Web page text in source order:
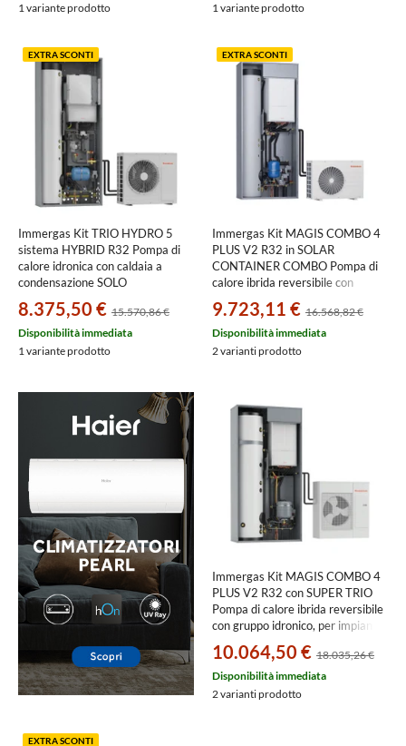
1 variante prodotto
1 variante prodotto
EXTRA SCONTI
Immergas Kit TRIO HYDRO 5
sistema HYBRID R32 Pompa di
calore idronica con caldaia a
condensazione SOLO
PLUS V2 3.032432+3.032929
8.375,50 € 15.570,86 €
Disponibilità immediata
1 variante prodotto
EXTRA SCONTI
Immergas Kit MAGIS COMBO 4
PLUS V2 R32 in SOLAR
CONTAINER COMBO Pompa di
calore ibrida reversibile con
incasso, per impianti fino a due
zone
3.030615+3.027867+3.028187
9.723,11 € 16.568,82 €
Disponibilità immediata
2 varianti prodotto
Immergas Kit MAGIS COMBO 4
PLUS V2 R32 con SUPER TRIO
Pompa di calore ibrida reversibile
con gruppo idronico, per impianti
3.030615+3.030395+3.030599
10.064,50 € 18.035,26 €
Disponibilità immediata
2 varianti prodotto
EXTRA SCONTI